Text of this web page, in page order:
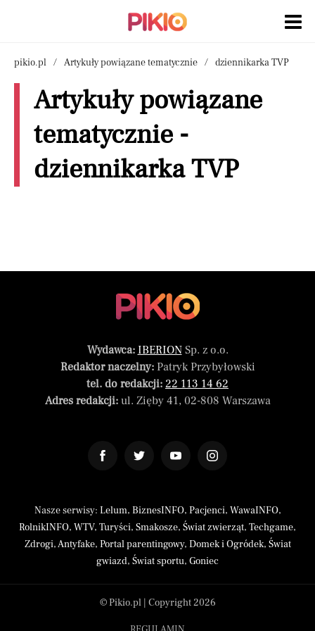
pikio.pl Artykuły powiązane tematycznie dziennikarka TVP
Artykuły powiązane
tematycznie -
dziennikarka TVP
Wydawca: IBERIONSp. z o.o.
Redaktor naczelny:Patryk Przybyłowski
tel. do redakcji: 22 113 14 62
Adres redakcji:ul. Zięby 41, 02-808 Warszawa
Nasze serwisy: Lelum, BiznesINFO, Pacjenci, WawaINFO,
RolnikINFO, WTV, Turyści, Smakosze, Świat zwierząt, Techgame,
Zdrogi,Antyfake, Portal parentingowy, Domek i Ogródek, Świat
gwiazd, Świat sportu, Goniec
© Pikio.pl | Copyright 2026